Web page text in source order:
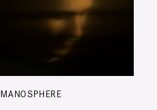
MANOSPHERE